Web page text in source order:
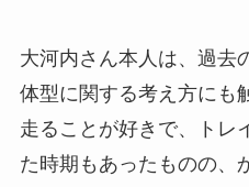
大河内さん本人は、過去
体型に関する考え方にも
走ることが好きで、トレ
た時期もあったものの、